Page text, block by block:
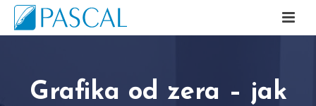
Grafika od zera – jak